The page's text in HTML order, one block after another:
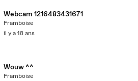
Webcam 1216483431671
Framboise
il y a 18 ans
Wouw ^^
Framboise